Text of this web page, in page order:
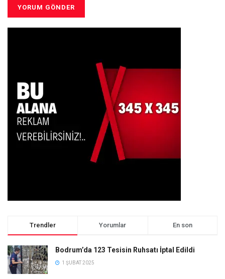
Trendler Yorumlar En son
Bodrum’da 123 Tesisin Ruhsatı İptal Edildi
1 ŞUBAT 2025